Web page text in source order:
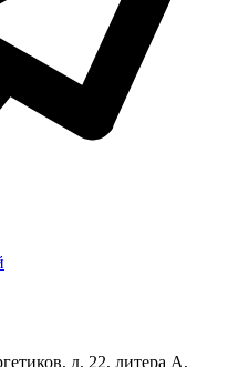
д. 22, литера А,